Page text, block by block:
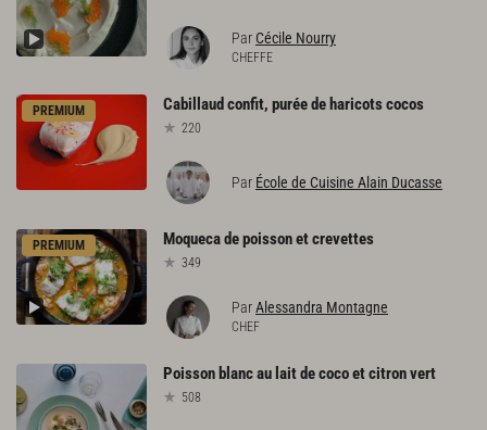
Par Cécile Nourry
CHEFFE
PREMIUM Cabillaud confit, puréede haricotscocos
220
Par École de Cuisine Alain Ducasse
PREMIUM Moquecadepoissonetcrevettes
349
ParAlessandra Montagne
CHEF
Poisson blancau laitdecocoetcitronvert
508